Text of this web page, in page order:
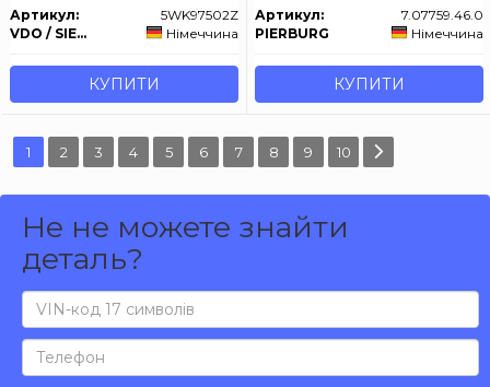
Артикул:
5WK97502Z
VDO / SIEMENS
Німеччина
КУПИТИ
Артикул:
7.07759.46.0
PIERBURG
Німеччина
КУПИТИ
1 2 3 4 5 6 7 8 9 10
Не не можете знайти
деталь?